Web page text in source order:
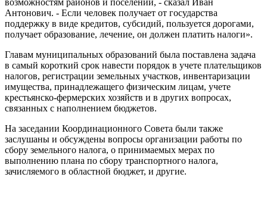
возможностям районов и поселений, - сказал Иван
Антонович. - Если человек получает от государства
поддержку в виде кредитов, субсидий, пользуется дорогами,
получает образование, лечение, он должен платить налоги».
Главам муниципальных образований была поставлена задача
в самый короткий срок навести порядок в учете плательщиков
налогов, регистрации земельных участков, инвентаризации
имущества, принадлежащего физическим лицам, учете
крестьянско-фермерских хозяйств и в других вопросах,
связанных с наполнением бюджетов.
На заседании Координационного Совета были также
заслушаны и обсуждены вопросы организации работы по
сбору земельного налога, о принимаемых мерах по
выполнению плана по сбору транспортного налога,
зачисляемого в областной бюджет, и другие.